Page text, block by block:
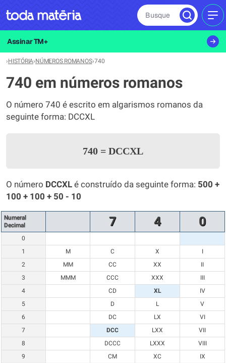
Busque
Assinar TM+
›HISTÓRIA›NÚMEROS ROMANOS›740
740 em números romanos
O número 740 é escrito em algarismos romanos da
seguinte forma: DCCXL
740 = DCCXL
O número DCCXL é construído da seguinte forma: 500 +
100 + 100 + 50 - 10
Numeral
Decimal
7 4 0
0
1
M C X
I
2
MM CC XX
II
3
MMM CCC XXX
III
4
CD XL
IV
5
D L
V
6
DC LX
VI
7
DCC LXX
VII
8
DCCC LXXX
VIII
9
CM XC IX